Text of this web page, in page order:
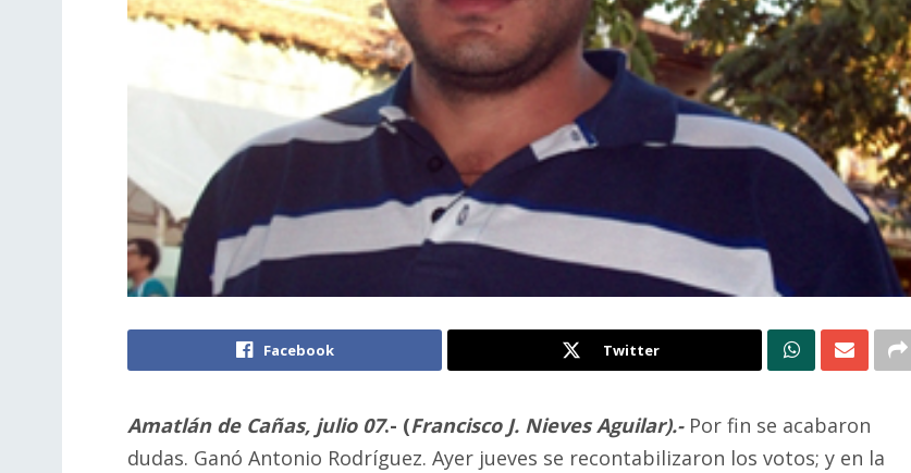
Facebook Twitter
Amatlán de Cañas, julio 07.- (Francisco J. Nieves Aguilar).- Por fin se acabaron
dudas. Ganó Antonio Rodríguez. Ayer jueves se recontabilizaron los votos; y en la